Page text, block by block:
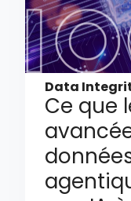
Data
Ce que